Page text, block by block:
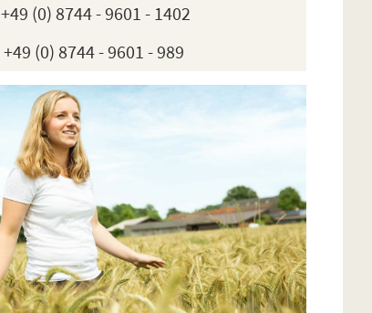
+49 (0) 8744 - 9601 - 1402
+49 (0) 8744 - 9601 - 989